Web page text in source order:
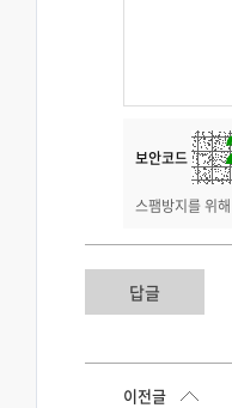
보안코드
스팸방지를 위
답글
이전글